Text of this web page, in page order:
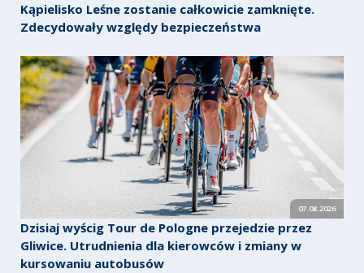
Kąpielisko Leśne zostanie całkowicie zamknięte.
Zdecydowały względy bezpieczeństwa
07.08.2026
Dzisiaj wyścig Tour de Pologne przejedzie przez
Gliwice. Utrudnienia dla kierowców i zmiany w
kursowaniu autobusów